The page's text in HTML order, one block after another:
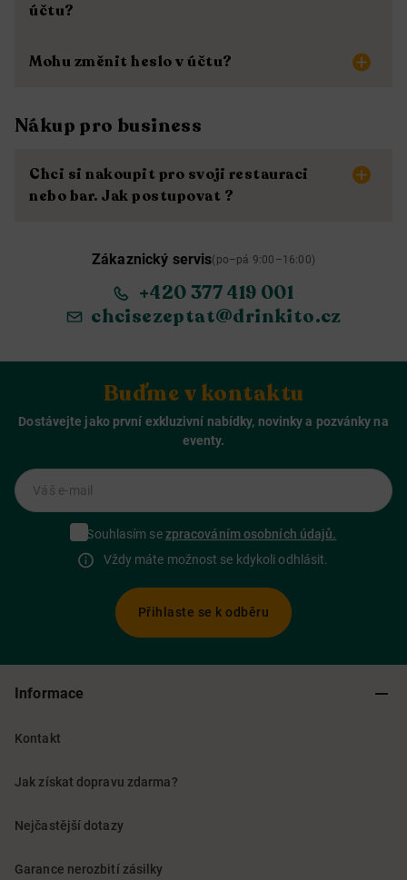
účtu?
Mohu změnit heslo v účtu?
Nákup pro business
Chci si nakoupit pro svoji restauraci
nebo bar. Jak postupovat ?
Zákaznický servis(po–pá 9:00–16:00)
+420 377 419 001
chcisezeptat@drinkito.cz
Buďme v kontaktu
Dostávejte jako první exkluzivní nabídky, novinky a pozvánky na
eventy.
Váš e-mail
Souhlasím sezpracováním osobních údajů.
Vždy máte možnost se kdykoli odhlásit.
Přihlaste se k odběru
Informace
Kontakt
Jak získat dopravu zdarma?
Nejčastější dotazy
Garance nerozbití zásilky